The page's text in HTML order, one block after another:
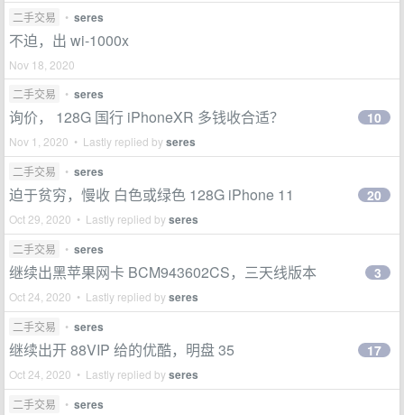
二手交易
• seres
不迫，出 wi-1000x
Nov 18, 2020
二手交易
• seres
询价， 128G 国行 iPhoneXR 多钱收合适？
Nov 1, 2020 • Lastly replied byseres
10
二手交易 • seres
迫于贫穷，慢收 白色或绿色 128G iPhone 11
Oct 29, 2020 • Lastly replied byseres
20
二手交易 • seres
继续出黑苹果网卡 BCM943602CS，三天线版本
Oct 24, 2020 • Lastly replied byseres
3
二手交易 • seres
继续出开 88VIP 给的优酷，明盘 35
Oct 24, 2020 • Lastly replied byseres
17
二手交易 • seres